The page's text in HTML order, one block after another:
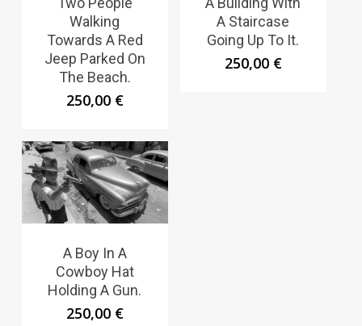
Walking
Towards A Red
Jeep Parked On
The Beach.
250,00 €
A Staircase
Going Up To It.
250,00 €
A Boy In A
Cowboy Hat
Holding A Gun.
250,00 €